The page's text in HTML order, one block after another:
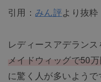
引用： みん評より抜粋
レディースアデランス
メイドウィッグで50
に驚く人が多いようで